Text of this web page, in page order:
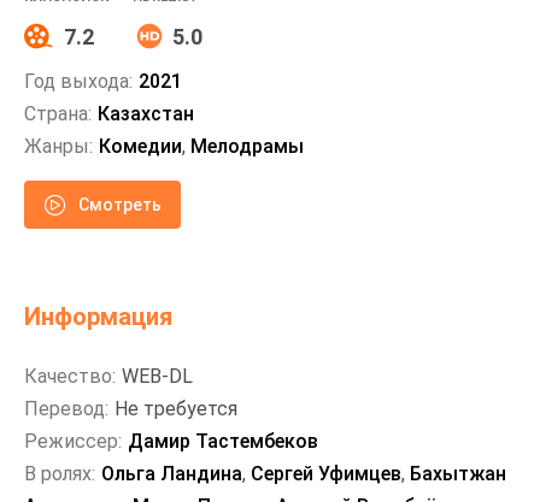
7.2 5.0
Год выхода: 2021
Страна: Казахстан
Жанры: Комедии, Мелодрамы
Смотреть
Информация
Качество: WEB-DL
Перевод: Не требуется
Режиссер: Дамир Тастембеков
В ролях: Ольга Ландина, Сергей Уфимцев, Бахытжан